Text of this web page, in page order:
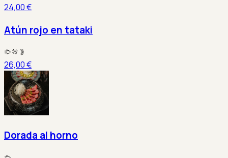
24,00 €
Atún rojo en tataki
26,00 €
Dorada al horno